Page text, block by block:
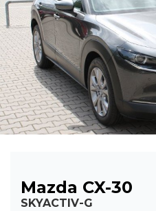
Mazda CX-30
SKYACTIV-G